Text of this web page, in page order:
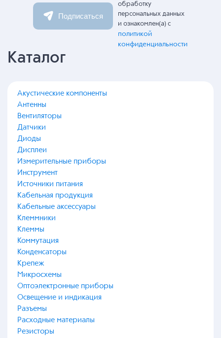
Подписаться
обработку
персональных данных
и ознакомлен(а) с
политикой
конфиденциальности
Каталог
Акустические компоненты
Антенны
Вентиляторы
Датчики
Диоды
Дисплеи
Измерительные приборы
Инструмент
Источники питания
Кабельная продукция
Кабельные аксессуары
Клеммники
Клеммы
Коммутация
Конденсаторы
Крепеж
Микросхемы
Оптоэлектронные приборы
Освещение и индикация
Разъемы
Расходные материалы
Резисторы